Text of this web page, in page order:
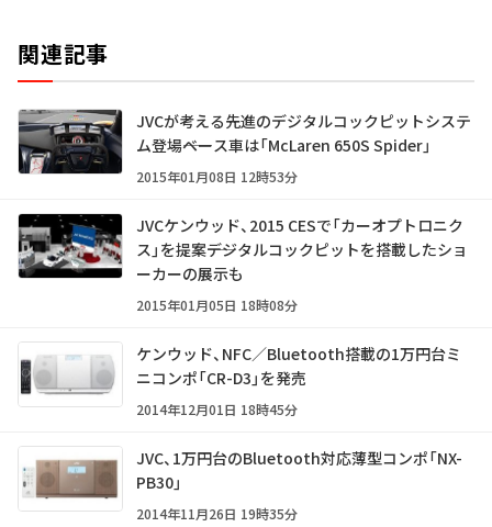
関連記事
JVCが考える先進のデジタルコックピットシステ
ム登場――ベース車は「McLaren 650S Spider」
2015年01月08日 12時53分
JVCケンウッド、2015 CESで「カーオプトロニク
ス」を提案――デジタルコックピットを搭載したショ
ーカーの展示も
2015年01月05日 18時08分
ケンウッド、NFC／Bluetooth搭載の1万円台ミ
ニコンポ「CR-D3」を発売
2014年12月01日 18時45分
JVC、1万円台のBluetooth対応薄型コンポ「NX-
PB30」
2014年11月26日 19時35分